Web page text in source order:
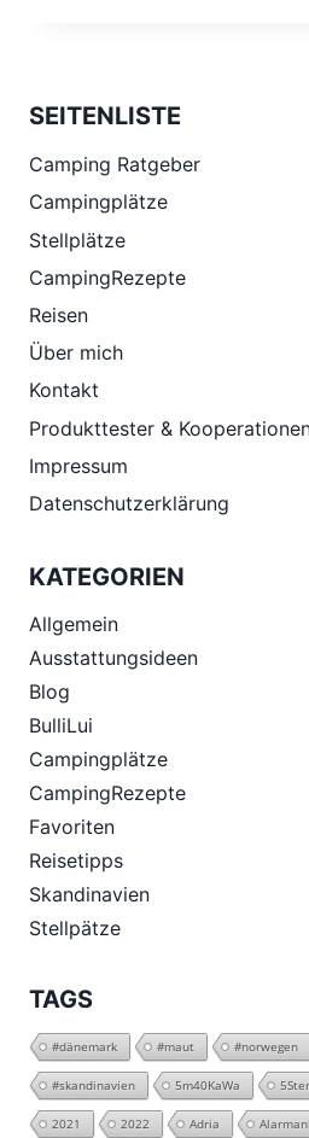
SEITENLISTE
Camping Ratgeber
Campingplätze
Stellplätze
CampingRezepte
Reisen
Über mich
Kontakt
Produkttester &
Impressum
Datenschutzerklärung
KATEGORIEN
Allgemein
Ausstattungsideen
Blog
BulliLui
Campingplätze
CampingRezepte
Favoriten
Reisetipps
Skandinavien
Stellpätze
TAGS
#dänemark #maut #norwegen
#skandinavien 5m40KaWa
2021 2022 Adria